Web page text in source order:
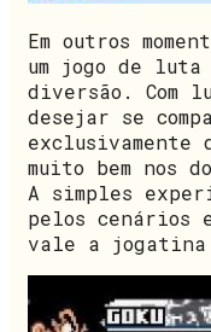
Em outros
um jogo de
diversão. Com
desejar se
exclusivamente
muito bem nos
A simples
pelos cenários
vale a